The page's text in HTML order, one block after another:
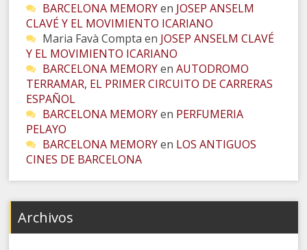
BARCELONA MEMORYen JOSEP ANSELM
CLAVÉ Y EL MOVIMIENTO ICARIANO
Maria Favà Compta en JOSEP ANSELM CLAVÉ
Y EL MOVIMIENTO ICARIANO
BARCELONA MEMORYenAUTODROMO
TERRAMAR, EL PRIMER CIRCUITO DE CARRERAS
ESPAÑOL
BARCELONA MEMORYen PERFUMERIA
PELAYO
BARCELONA MEMORYen LOS ANTIGUOS
CINES DE BARCELONA
Archivos